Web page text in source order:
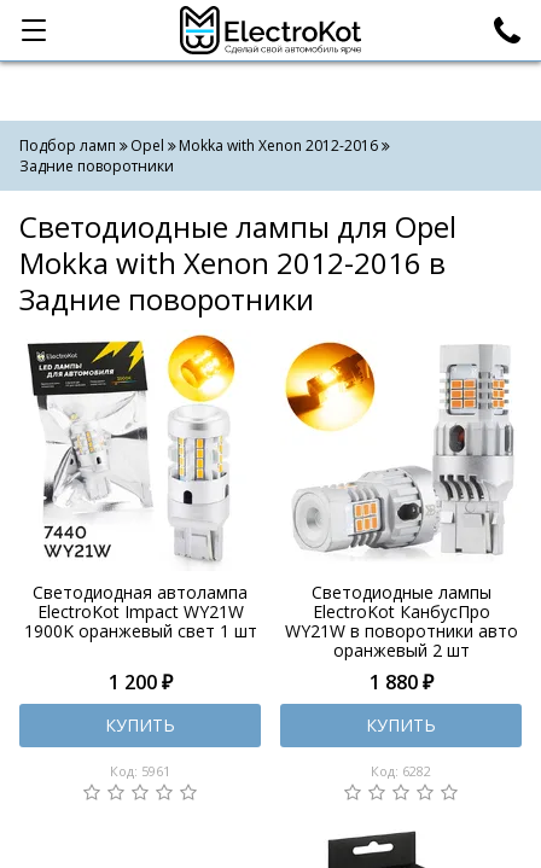
Категории Поиск
Подбор ламп Opel
Mokka with Xenon 2012-2016
Задние поворотники
Светодиодные лампы для Opel
Mokka with Xenon 2012-2016 в
Задние поворотники
Светодиодная автолампа
ElectroKot Impact WY21W
1900K оранжевый свет 1 шт
1 200 ₽
КУПИТЬ
Код: 5961
Cветодиодные лампы
ElectroKot КанбусПро
WY21W в поворотники авто
оранжевый 2 шт
1 880 ₽
КУПИТЬ
Код: 6282